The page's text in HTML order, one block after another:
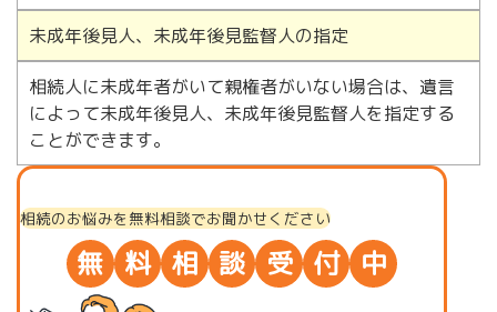
未成年後見人、未成年後見監督人の指定
相続人に未成年者がいて親権者がいない場合は、遺言
によって未成年後見人、未成年後見監督人を指定する
ことができます。
相続のお悩みを無料相談でお聞かせください
無 料 相 談 受 付 中